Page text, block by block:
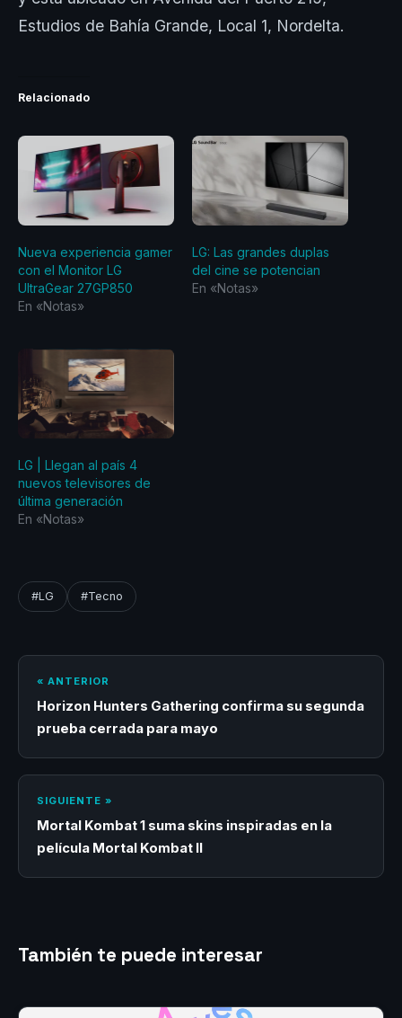
Estudios de Bahía Grande, Local 1, Nordelta.
Relacionado
Nueva experiencia gamer
con el Monitor LG
UltraGear 27GP850
En «Notas»
LG: Las grandes duplas
del cine se potencian
En «Notas»
LG | Llegan al país 4
nuevos televisores de
última generación
En «Notas»
#LG #Tecno
« ANTERIOR
Horizon Hunters Gathering confirma su segunda
prueba cerrada para mayo
SIGUIENTE »
Mortal Kombat 1 suma skins inspiradas en la
película Mortal Kombat II
También te puede interesar